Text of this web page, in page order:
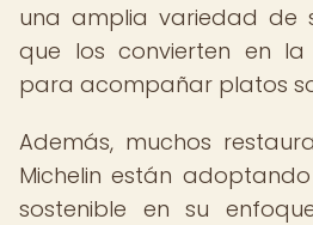
una amplia variedad de
que los convierten en
para acompañar platos
Además, muchos
Michelin están
sostenible en su